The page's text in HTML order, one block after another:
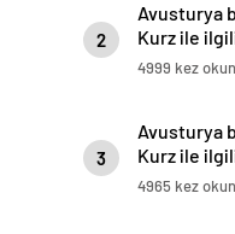
2
Avusturya
Kurz ile
4999 kez
3
Avusturya
Kurz ile
4965 kez